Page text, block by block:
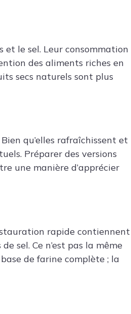
et le sel. Leur consommation
des aliments riches en
secs naturels sont plus
qu’elles rafraîchissent et
Préparer des versions
une manière d’apprécier
rapide contiennent
sel. Ce n’est pas la même
de farine complète ; la